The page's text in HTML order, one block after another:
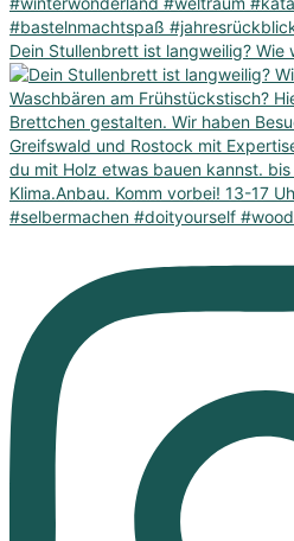
Dein Stullenbrett ist langweilig? Wie